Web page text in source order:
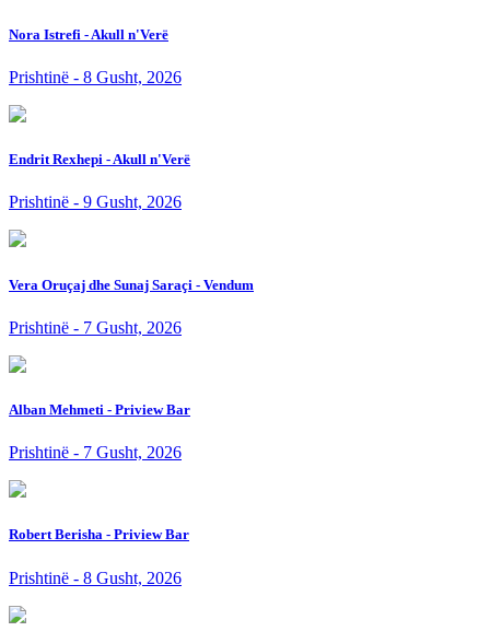
Nora Istrefi - Akull n'Verë
Prishtinë - 8 Gusht, 2026
Endrit Rexhepi - Akull n'Verë
Prishtinë - 9 Gusht, 2026
Vera Oruçaj dhe Sunaj Saraçi - Vendum
Prishtinë - 7 Gusht, 2026
Alban Mehmeti - Priview Bar
Prishtinë - 7 Gusht, 2026
Robert Berisha - Priview Bar
Prishtinë - 8 Gusht, 2026